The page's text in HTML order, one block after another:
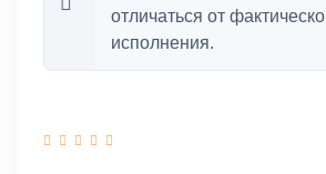
отличаться от
исполнения.